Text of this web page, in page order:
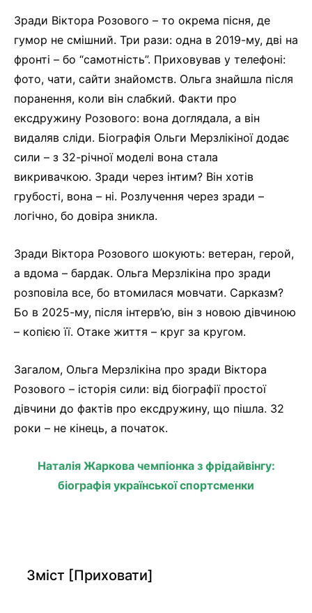
Зради Віктора Розового – то окрема пісня, де
гумор не смішний. Три рази: одна в 2019-му, дві на
фронті – бо “самотність”. Приховував у телефоні:
фото, чати, сайти знайомств. Ольга знайшла після
поранення, коли він слабкий. Факти про
ексдружину Розового: вона доглядала, а він
видаляв сліди. Біографія Ольги Мерзлікіної додає
сили – з 32-річної моделі вона стала
викривачкою. Зради через інтим? Він хотів
грубості, вона – ні. Розлучення через зради –
логічно, бо довіра зникла.
Зради Віктора Розового шокують: ветеран, герой,
а вдома – бардак. Ольга Мерзлікіна про зради
розповіла все, бо втомилася мовчати. Сарказм?
Бо в 2025-му, після інтерв’ю, він з новою дівчиною
– копією її. Отаке життя – круг за кругом.
Загалом, Ольга Мерзлікіна про зради Віктора
Розового – історія сили: від біографії простої
дівчини до фактів про ексдружину, що пішла. 32
роки – не кінець, а початок.
Наталія Жаркова чемпіонка з фрідайвінгу:
біографія української спортсменки
Зміст [Приховати]